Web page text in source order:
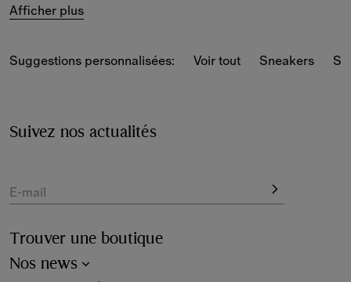
Inspirées de notre héritage équestre, nos bottines
souple et ornées de nos iconiques carreaux Burberry
Faites votre choix parmi notre sélection de coloris.
comme les teintes Custard et Loch.
Afficher plus
Suggestions personnalisées: Voir tout Sneakers
Suivez nos actualités
E-mail
Trouver une boutique
Nos news